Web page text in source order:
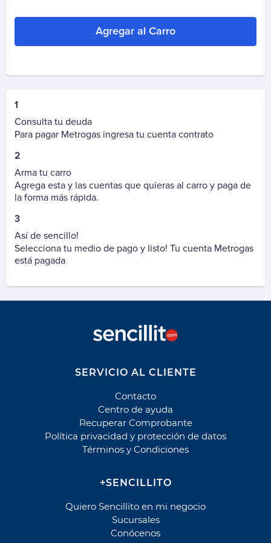
Costanera Norte
Nogales Puchuncavi (Ex Canopsa)
Cementerio
Parque Canaán Mantención
Parque del Recuerdo
Parque del Recuerdo Mantención
Parque del Sendero
Parque del Sendero Mantención
Parque del Sendero Mensualidad
Parque El Manantial
Parque El Manantial Mantención
Parque El Prado Cuota
Parque La Foresta
Parque La Foresta Cuota
Parque La Foresta Mantención
Parque Santiago
Parque Santiago Mantención
Parques de Chile - Contrato
Parques de Chile - Rut
Agregar al Carro
1
Consulta tu deuda
Para pagar Metrogas ingresa tu cuenta contrato
2
Arma tu carro
Agrega esta y las cuentas que quieras al carro y paga de
la forma más rápida.
3
Así de sencillo!
Selecciona tu medio de pago y listo! Tu cuenta Metrogas
está pagada
SERVICIO AL CLIENTE
Contacto
Centro de ayuda
Recuperar Comprobante
Política privacidad y protección de datos
Términos y Condiciones
+SENCILLITO
Quiero Sencillito en mi negocio
Sucursales
Conócenos